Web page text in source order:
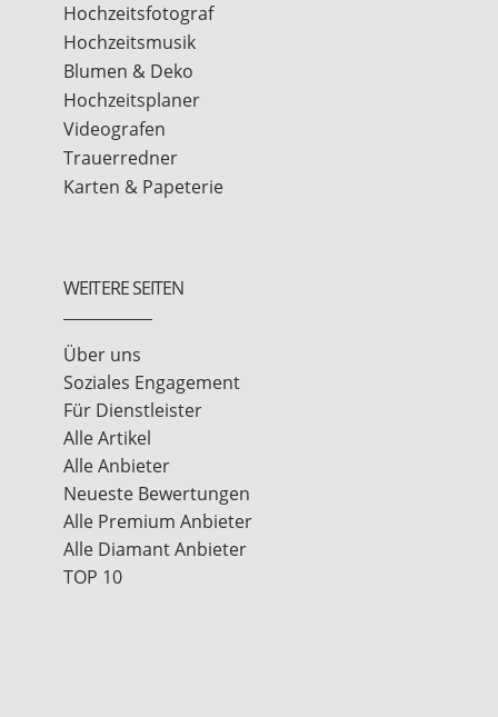
Hochzeitsfotograf
Hochzeitsmusik
Blumen & Deko
Hochzeitsplaner
Videografen
Trauerredner
Karten & Papeterie
WEITERE SEITEN
Über uns
Soziales Engagement
Für Dienstleister
Alle Artikel
Alle Anbieter
Neueste Bewertungen
Alle Premium Anbieter
Alle Diamant Anbieter
TOP 10